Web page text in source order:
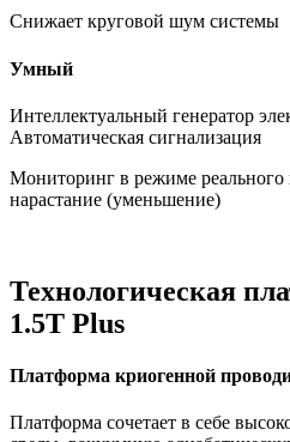
Снижает круговой шум системы
Умный
Интеллектуальный генератор
Автоматическая сигнализация
Мониторинг в режиме реального
нарастание (уменьшение)
Технологическая
1.5T Plus
Платформа криогенной
Платформа сочетает в себе